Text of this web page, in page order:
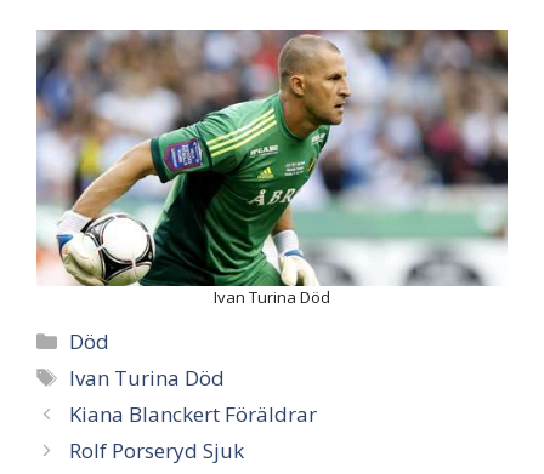
Ivan Turina Död
Categories
Död
Tags
Ivan Turina Död
Kiana Blanckert Föräldrar
Rolf Porseryd Sjuk